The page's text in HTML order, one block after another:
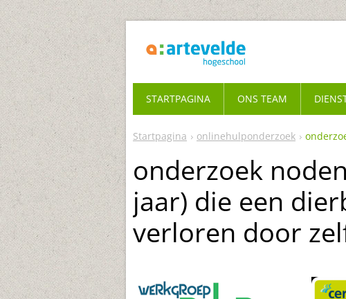
Startpagina onlinehulponderzoek
onderzoek
jaar) die een
verloren door
STARTPAGINA ONS TEAM